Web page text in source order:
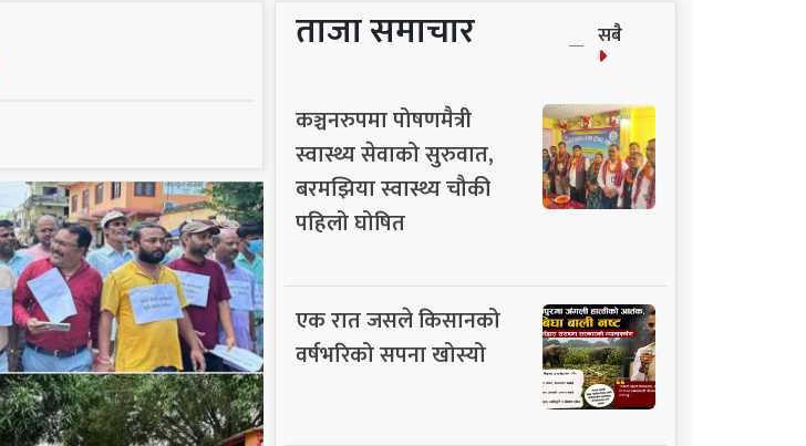
ताजा समाचार सबै
कञ्चनरुपमा पोषणमैत्री
स्वास्थ्य सेवाको सुरुवात,
बरमझिया स्वास्थ्य चौकी
पहिलो घोषित
एक रात जसले किसानको
वर्षभरिको सपना खोस्यो